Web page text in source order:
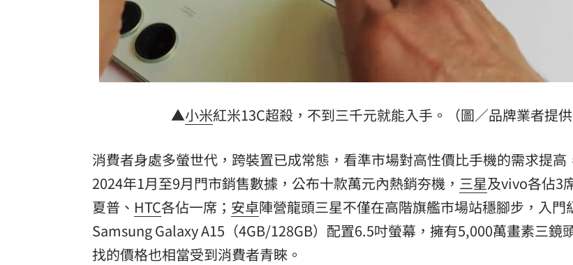
8國球員齊聚高雄 Formosa 7s掀足球熱潮 10:00
理想混蛋號召粉絲跨海追星吃美食！
▲小米紅米13C超殺，不到三千元就能入手。（圖／品牌業者提供
消費者身處多螢世代，跨裝置已成常態，看準市場對高性價比手機的需求提高
2024年1月至9月門市銷售數據，公布十款萬元內熱銷夯機， 三星及vivo各佔3
夏普 、 HTC各佔一席； 安卓陣營龍頭三星不僅在高階旗艦市場站穩腳步，入門
Samsung Galaxy A15（4GB/128GB）配置6.5吋螢幕，擁有5,000萬畫素三鏡
找的價格也相當受到消費者青睞。